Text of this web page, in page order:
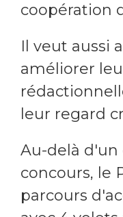
coopération
Il veut aussi
améliorer
leur regard
Au-delà
concours, le
parcours